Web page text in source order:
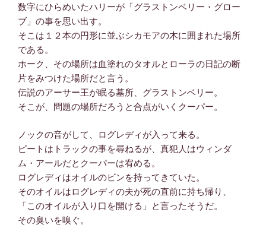
数字にひらめいたハリーが「グラストンベリー・グロー
ブ」の事を思い出す。
そこは１２本の円形に並ぶシカモアの木に囲まれた場所
である。
ホーク、その場所は血塗れのタオルとローラの日記の断
片をみつけた場所だと言う。
伝説のアーサー王が眠る墓所、グラストンベリー。
そこが、問題の場所だろうと合点がいくクーパー。
ノックの音がして、ログレディが入って来る。
ピートはトラックの事を尋ねるが、真犯人はウィンダ
ム・アールだとクーパーは宥める。
ログレディはオイルのビンを持ってきていた。
そのオイルはログレディの夫が死の直前に持ち帰り、
「このオイルが入り口を開ける」と言ったそうだ。
その臭いを嗅ぐ。